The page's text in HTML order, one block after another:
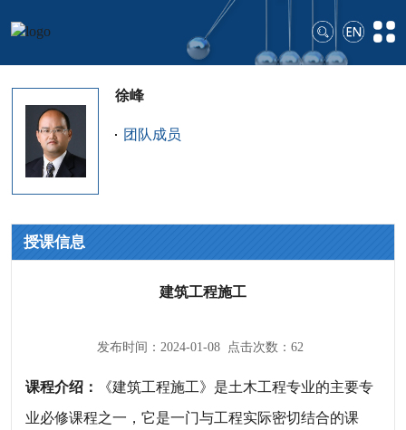
徐峰
团队成员
授课信息
建筑工程施工
发布时间：2024-01-08 点击次数：62
课程介绍：
《建筑工程施工》是土木工程专业的主要专
业必修课程之一，它是一门与工程实际密切结合的课